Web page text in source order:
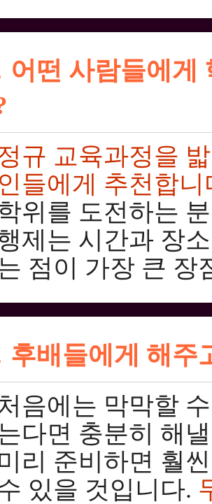
어떤 사람들에게
규 교육과정을
인들에게 추천합니
위를 도전하는
제는 시간과 장
점이 가장 큰 장
후배들에게 해주
음에는 막막할
다면 충분히 해
리 준비하면 훨
있을 것입니다.